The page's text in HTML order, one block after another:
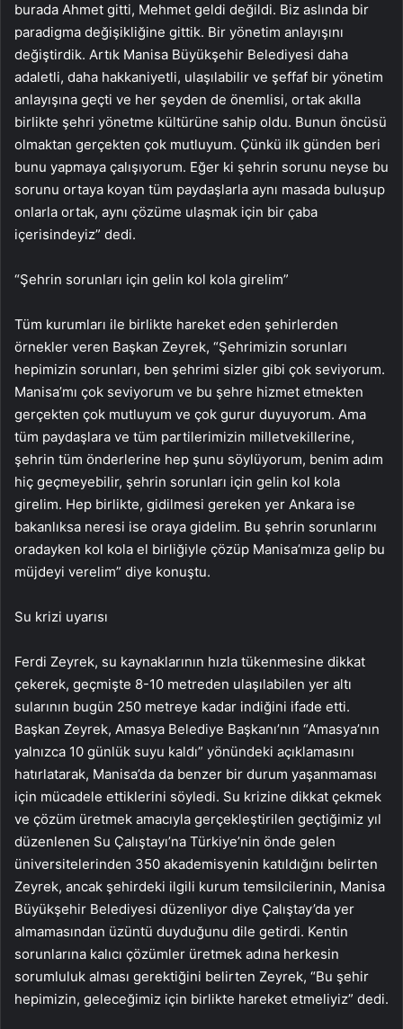
burada Ahmet gitti, Mehmet geldi değildi. Biz aslında bir
paradigma değişikliğine gittik. Bir yönetim anlayışını
değiştirdik. Artık Manisa Büyükşehir Belediyesi daha
adaletli, daha hakkaniyetli, ulaşılabilir ve şeffaf bir yönetim
anlayışına geçti ve her şeyden de önemlisi, ortak akılla
birlikte şehri yönetme kültürüne sahip oldu. Bunun öncüsü
olmaktan gerçekten çok mutluyum. Çünkü ilk günden beri
bunu yapmaya çalışıyorum. Eğer ki şehrin sorunu neyse bu
sorunu ortaya koyan tüm paydaşlarla aynı masada buluşup
onlarla ortak, aynı çözüme ulaşmak için bir çaba
içerisindeyiz” dedi.
“Şehrin sorunları için gelin kol kola girelim”
Tüm kurumları ile birlikte hareket eden şehirlerden
örnekler veren Başkan Zeyrek, “Şehrimizin sorunları
hepimizin sorunları, ben şehrimi sizler gibi çok seviyorum.
Manisa’mı çok seviyorum ve bu şehre hizmet etmekten
gerçekten çok mutluyum ve çok gurur duyuyorum. Ama
tüm paydaşlara ve tüm partilerimizin milletvekillerine,
şehrin tüm önderlerine hep şunu söylüyorum, benim adım
hiç geçmeyebilir, şehrin sorunları için gelin kol kola
girelim. Hep birlikte, gidilmesi gereken yer Ankara ise
bakanlıksa neresi ise oraya gidelim. Bu şehrin sorunlarını
oradayken kol kola el birliğiyle çözüp Manisa’mıza gelip bu
müjdeyi verelim” diye konuştu.
Su krizi uyarısı
Ferdi Zeyrek, su kaynaklarının hızla tükenmesine dikkat
çekerek, geçmişte 8-10 metreden ulaşılabilen yer altı
sularının bugün 250 metreye kadar indiğini ifade etti.
Başkan Zeyrek, Amasya Belediye Başkanı’nın “Amasya’nın
yalnızca 10 günlük suyu kaldı” yönündeki açıklamasını
hatırlatarak, Manisa’da da benzer bir durum yaşanmaması
için mücadele ettiklerini söyledi. Su krizine dikkat çekmek
ve çözüm üretmek amacıyla gerçekleştirilen geçtiğimiz yıl
düzenlenen Su Çalıştayı’na Türkiye’nin önde gelen
üniversitelerinden 350 akademisyenin katıldığını belirten
Zeyrek, ancak şehirdeki ilgili kurum temsilcilerinin, Manisa
Büyükşehir Belediyesi düzenliyor diye Çalıştay’da yer
almamasından üzüntü duyduğunu dile getirdi. Kentin
sorunlarına kalıcı çözümler üretmek adına herkesin
sorumluluk alması gerektiğini belirten Zeyrek, “Bu şehir
hepimizin, geleceğimiz için birlikte hareket etmeliyiz” dedi.